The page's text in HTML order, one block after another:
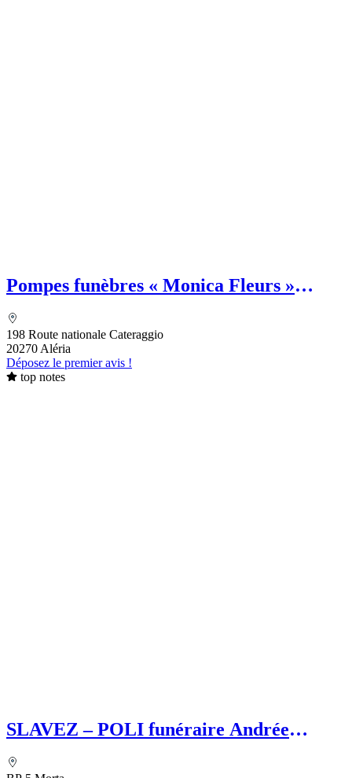
Pompes funèbres « Monica Fleurs »
198 Route nationale Cateraggio
20270 Aléria
Déposez le premier avis !
top notes
SLAVEZ – POLI funéraire Andrée